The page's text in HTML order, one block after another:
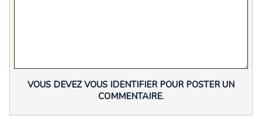
VOUS DEVEZ VOUS IDENTIFIER POUR POSTER UN
COMMENTAIRE.